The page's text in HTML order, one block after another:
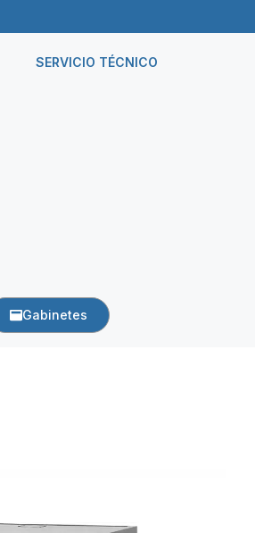
SERVICIO TÉCNICO
Gabinetes